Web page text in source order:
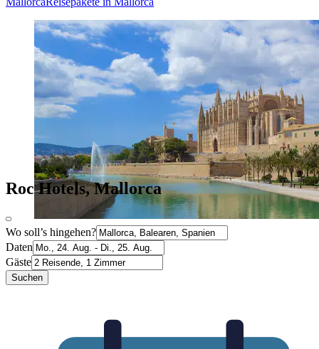
Roc Hotels, Mallorca
Wo soll’s hingehen?
Daten
Gäste
Suchen